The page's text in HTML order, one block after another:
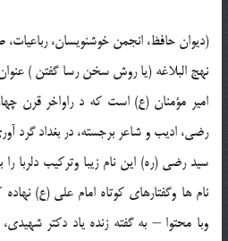
(ديوان حافظ، انجمن خوشنويسان، رباعيات، ص
نهج البلاغه (يا روش سخن رسا گفتن )
امير مؤمنان (ع) است که د راواخر قرن
رضي، اديب و شاعر برجسته، در بغداد گرد
سيد رضي (ره) اين نام زيبا وترکيب دلربا
نام ها وگفتارهاي کوتاه امام علي (ع)
وبا محتوا – به گفته زنده ياد دکتر